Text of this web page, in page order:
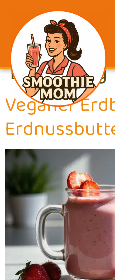
Schlagwort:
Ernährung
Veganer